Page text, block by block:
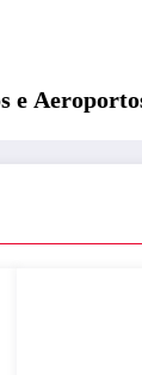
e